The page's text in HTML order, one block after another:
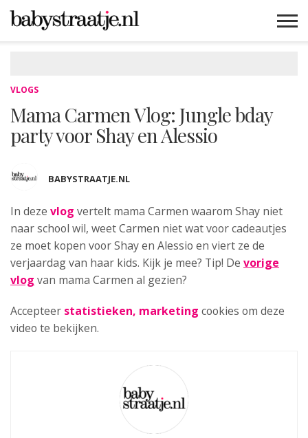
VLOGS
Mama Carmen Vlog: Jungle bday
party voor Shay en Alessio
BABYSTRAATJE.NL
In deze vlog vertelt mama Carmen waarom Shay niet
naar school wil, weet Carmen niet wat voor cadeautjes
ze moet kopen voor Shay en Alessio en viert ze de
verjaardag van haar kids. Kijk je mee? Tip! De vorige
vlog van mama Carmen al gezien?
Accepteer statistieken, marketing cookies om deze
video te bekijken.